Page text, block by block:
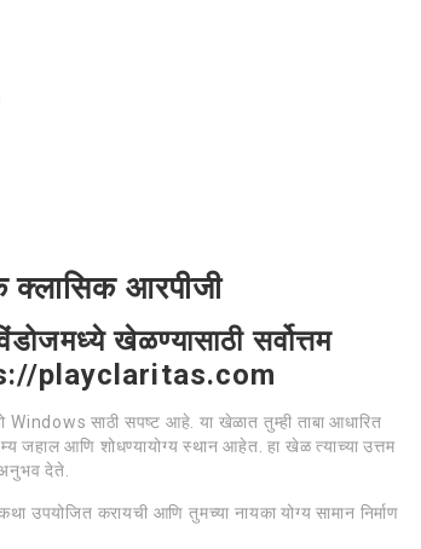
क्लासिक आरपीजी
खेळण्यासाठी सर्वोत्तम
playclaritas.com
साठी सपष्ट आहे. या खेळात तुम्ही ताबा आधारित
आणि शोधण्यायोग्य स्थान आहेत. हा खेळ त्याच्या उत्तम
देते.
उपयोजित करायची आणि तुमच्या नायका योग्य सामान निर्माण